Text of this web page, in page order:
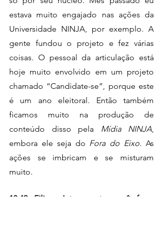
estava muito engajado nas ações da
Universidade NINJA, por exemplo. A
gente fundou o projeto e fez várias
coisas. O pessoal da articulação está
hoje muito envolvido em um projeto
chamado “Candidate-se”, porque este
é um ano eleitoral. Então também
ficamos muito na produção de
conteúdo disso pela Mídia NINJA
embora ele seja do Fora do Eixo. As
ações se imbricam e se misturam
muito.
10:49 Filipe: Interessante você fazer